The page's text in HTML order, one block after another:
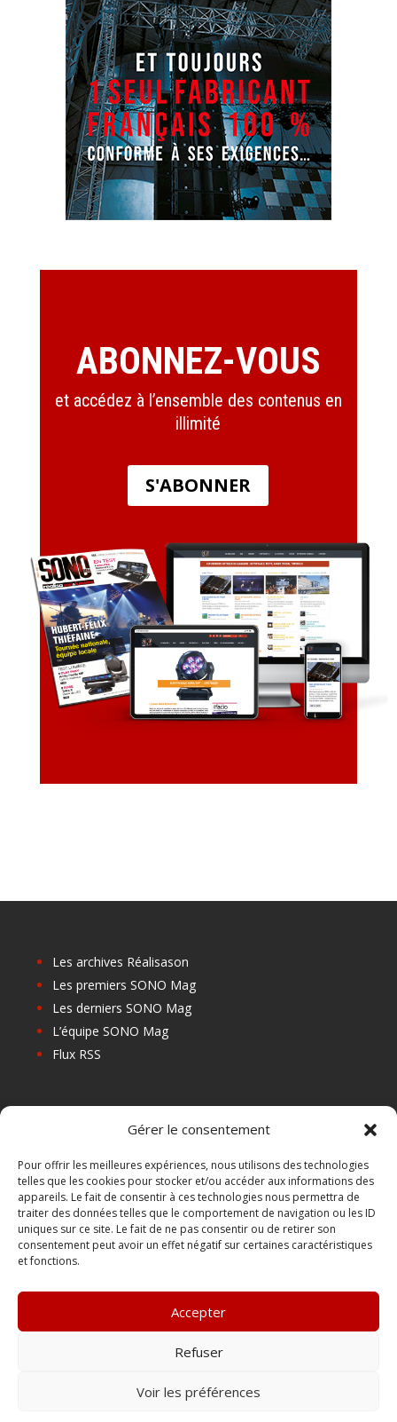
Gérer le consentement
Pour offrir les meilleures expériences, nous utilisons des technologies
telles que les cookies pour stocker et/ou accéder aux informations des
appareils. Le fait de consentir à ces technologies nous permettra de
traiter des données telles que le comportement de navigation ou les ID
uniques sur ce site. Le fait de ne pas consentir ou de retirer son
consentement peut avoir un effet négatif sur certaines caractéristiques
et fonctions.
Accepter
Refuser
Voir les préférences
ABONNEZ-VOUS
et accédez à l’ensemble des contenus en
illimité
S'ABONNER
Les archives Réalisason
Les premiers SONO Mag
Les derniers SONO Mag
L’équipe SONO Mag
Flux RSS
Les Centres de Formation
Les Points Relais
Localiser Point Relais
Mon Compte
FAQ
Contact
Conditions Générales de Vente